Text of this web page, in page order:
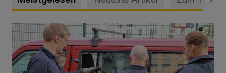
Feuerwehr befreit Kind aus verschlossenem VW Bulli